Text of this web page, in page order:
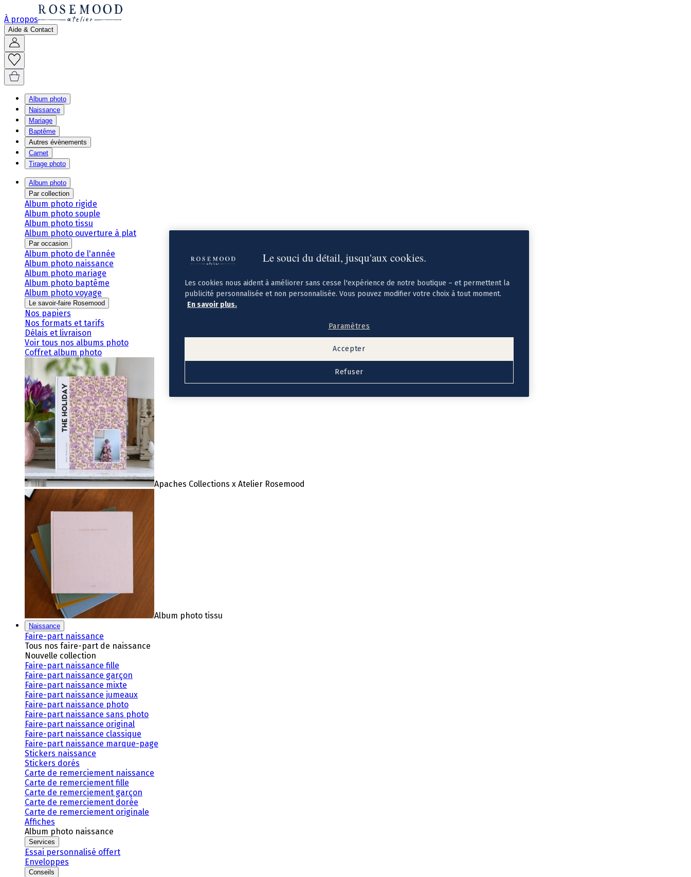
À propos
Aide & Contact
Album photo
Naissance
Mariage
Baptême
Autres évènements
Carnet
Tirage photo
Album photo
Par collection
Album photo rigide
Album photo souple
Album photo tissu
Album photo ouverture à plat
Par occasion
Album photo de l'année
Album photo naissance
Album photo mariage
Album photo baptême
Album photo voyage
Le savoir-faire Rosemood
Nos papiers
Nos formats et tarifs
Délais et livraison
Voir tous nos albums photo
Coffret album photo
Apaches Collections x Atelier Rosemood
Album photo tissu
Naissance
Faire-part naissance
Tous nos faire-part de naissance
Nouvelle collection
Faire-part naissance fille
Faire-part naissance garçon
Faire-part naissance mixte
Faire-part naissance jumeaux
Faire-part naissance photo
Faire-part naissance sans photo
Faire-part naissance original
Faire-part naissance classique
Faire-part naissance marque-page
Stickers naissance
Stickers dorés
Carte de remerciement naissance
Carte de remerciement fille
Carte de remerciement garçon
Carte de remerciement dorée
Carte de remerciement originale
Affiches
Album photo naissance
Services
Essai personnalisé offert
Enveloppes
Conseils
Le souci du détail, jusqu'aux cookies.
Les cookies nous aident à améliorer sans cesse l'expérience de notre boutique – et permettent la
publicité personnalisée et non personnalisée. Vous pouvez modifier votre choix à tout moment.
En savoir plus.
Paramètres
Refuser
Accepter